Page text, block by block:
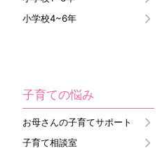
小学校4~6年
子育ての悩み
お母さんの子育てサポート
子育て相談室